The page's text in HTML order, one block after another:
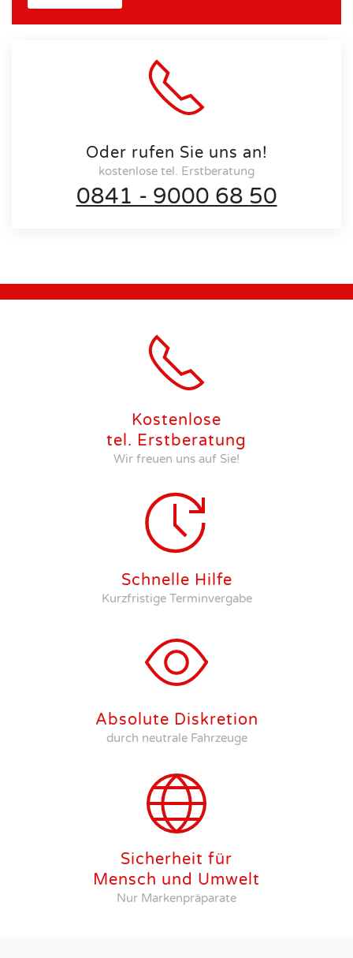
Oder rufen Sie uns an!
kostenlose tel. Erstberatung
0841 - 9000 68 50
Kostenlose
tel. Erstberatung
Wir freuen uns auf Sie!
Schnelle Hilfe
Kurzfristige Terminvergabe
Absolute Diskretion
durch neutrale Fahrzeuge
Sicherheit für
Mensch und Umwelt
Nur Markenpräparate